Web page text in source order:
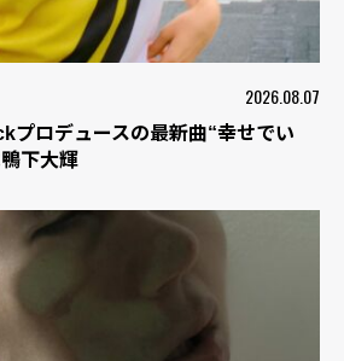
2026.08.07
プロデュースの最新曲“幸せでい
下大輝